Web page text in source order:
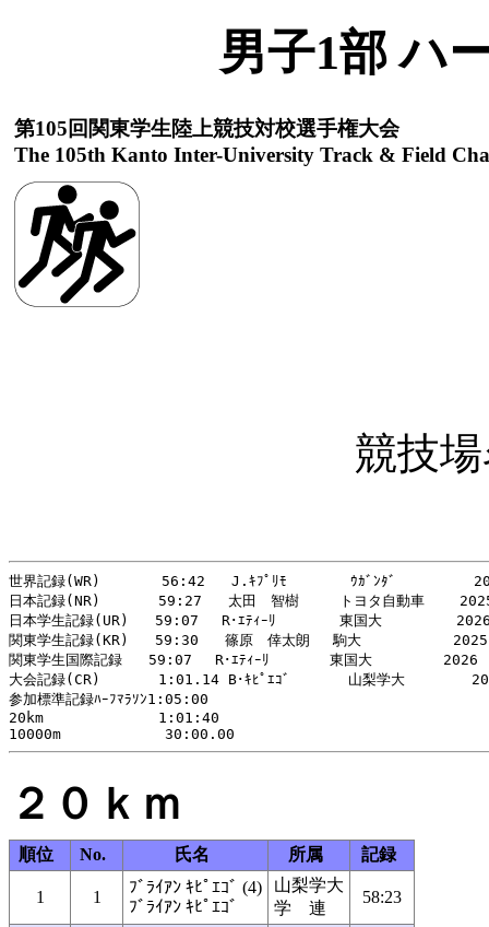
男子1部 ハ
第105回関東学生陸上競技対校選手権大会
The 105th Kanto Inter-University Track & Field
競技
世界記録(WR)       56:42   J.ｷﾌﾟﾘﾓ   　　 ｳｶﾞﾝﾀﾞ　   　　
日本記録(NR)     　59:27   太田　智樹   　トヨタ自動車
日本学生記録(UR)   59:07　 R･ｴﾃｨｰﾘ　　    東国大　　　　
関東学生記録(KR)   59:30   篠原　倖太朗 　駒大  　　　　
関東学生国際記録   59:07　 R･ｴﾃｨｰﾘ　　 　 東国大　　　　　2026
大会記録(CR)  　   1:01.14 B･ｷﾋﾟｴｺﾞ  　   山梨学大   　
参加標準記録ﾊｰﾌﾏﾗｿﾝ1:05:00
20km  　　　　　   1:01:40
２０ｋｍ
順位 No. 氏名 所属 記録
1 1
ﾌﾞﾗｲｱﾝ ｷﾋﾟｴｺﾞ (4)
ﾌﾞﾗｲｱﾝ ｷﾋﾟｴｺﾞ
山梨学大
学 連
58:23